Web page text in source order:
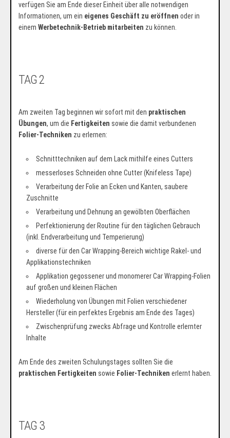
verfügen Sie am Ende dieser Einheit über alle notwendigen
Informationen, um ein eigenes Geschäft zu eröffnen oder in
einem Werbetechnik-Betrieb mitarbeiten zu können.
TAG 2
Am zweiten Tag beginnen wir sofort mit den praktischen
Übungen, um die Fertigkeiten sowie die damit verbundenen
Folier-Techniken zu erlernen:
Schnitttechniken auf dem Lack mithilfe eines Cutters
messerloses Schneiden ohne Cutter (Knifeless Tape)
Verarbeitung der Folie an Ecken und Kanten, saubere
Zuschnitte
Verarbeitung und Dehnung an gewölbten Oberflächen
Perfektionierung der Routine für den täglichen Gebrauch
(inkl. Endverarbeitung und Temperierung)
diverse für den Car Wrapping-Bereich wichtige Rakel- und
Applikationstechniken
Applikation gegossener und monomerer Car Wrapping-Folien
auf großen und kleinen Flächen
Wiederholung von Übungen mit Folien verschiedener
Hersteller (für ein perfektes Ergebnis am Ende des Tages)
Zwischenprüfung zwecks Abfrage und Kontrolle erlernter
Inhalte
Am Ende des zweiten Schulungstages sollten Sie die
praktischen Fertigkeiten sowie Folier-Techniken erlernt haben.
TAG 3